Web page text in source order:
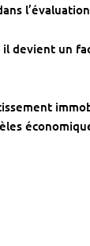
devient un